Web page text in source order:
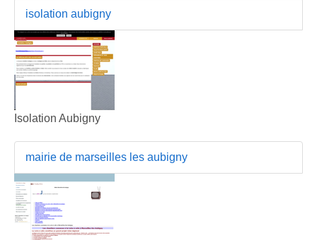
isolation aubigny
Isolation Aubigny
mairie de marseilles les aubigny